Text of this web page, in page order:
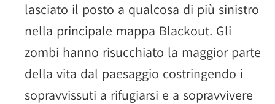
lasciato il posto a qualcosa di più sinistro
nella principale mappa Blackout. Gli
zombi hanno risucchiato la maggior parte
della vita dal paesaggio costringendo i
sopravvissuti a rifugiarsi e a sopravvivere